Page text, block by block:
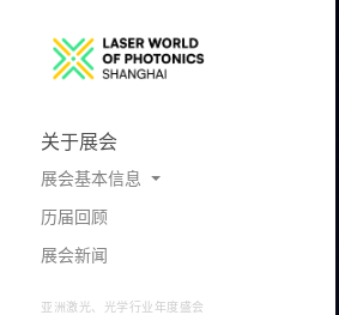
关于展会
展会基本信息
展会概况
照片与视频
历届回顾
展会新闻
亚洲激光、光学行业年度盛会